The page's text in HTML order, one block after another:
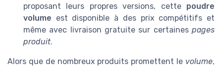
proposant leurs propres versions, cette poudre
volume est disponible à des prix compétitifs et
même avec livraison gratuite sur certaines pages
produit.
Alors que de nombreux produits promettent le volume,